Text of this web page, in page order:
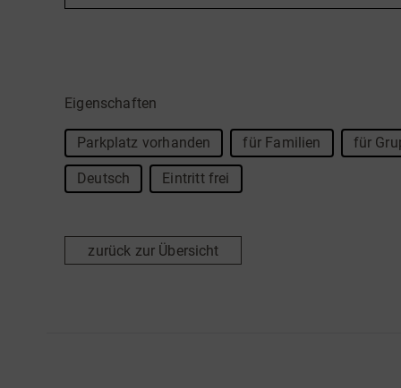
Eigenschaften
Parkplatz vorhanden für Familien für
Deutsch Eintritt frei
zurück zur Übersicht